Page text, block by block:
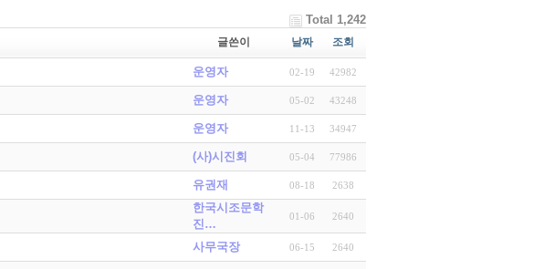
Total 1,242
글쓴이 날짜 조회
운영자 02-19 42982
운영자 05-02 43248
운영자 11-13 34947
(사)시진회 05-04 77986
유권재 08-18 2638
한국시조문학
진…
01-06 2640
사무국장 06-15 2640